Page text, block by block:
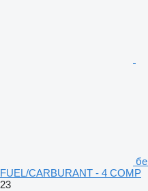
FUEL/CARBURANT - 4 COMP
23